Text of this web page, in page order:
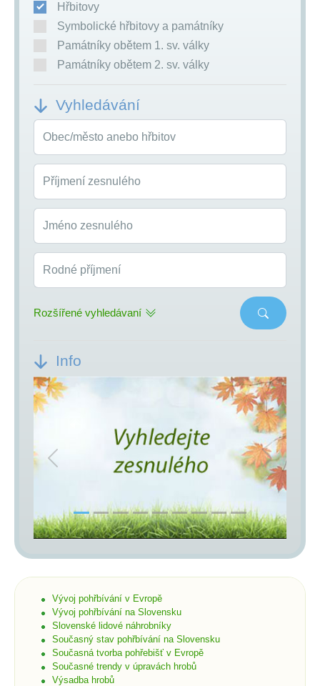
Hřbitovy
Symbolické hřbitovy a památníky
Památníky obětem 1. sv. války
Památníky obětem 2. sv. války
Vyhledávání
Obec/město anebo hřbitov
Příjmení zesnulého
Jméno zesnulého
Rodné příjmení
Rozšířené vyhledávaní
Info
Previous Next
Vývoj pohřbívání v Evropě
Vývoj pohřbívání na Slovensku
Slovenské lidové náhrobníky
Současný stav pohřbívání na Slovensku
Současná tvorba pohřebišť v Evropě
Současné trendy v úpravách hrobů
Výsadba hrobů